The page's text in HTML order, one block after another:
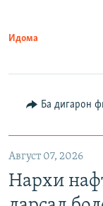
Идома
Ба дигарон
Август 07, 2026
Нархи